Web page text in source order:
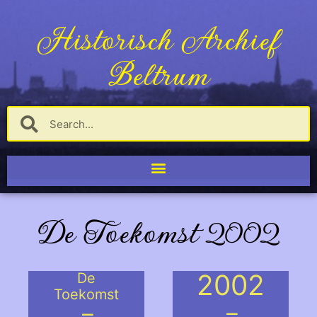
Historisch Archief
Beltrum
De Toekomst 2002
De
Toekomst
2002